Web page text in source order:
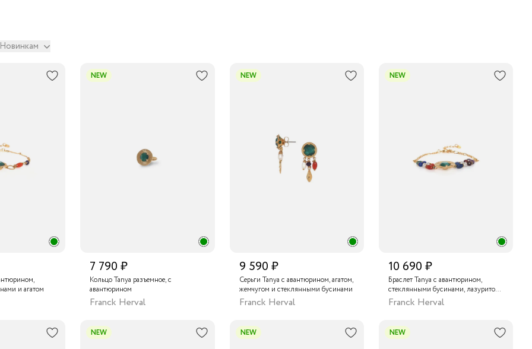
Новинкам
и агатом
NEW
7 790 ₽
Кольцо Tanya разъемное, с
авантюрином
Franck Herval
NEW
9 590 ₽
Серьги Tanya с авантюрином, агатом,
жемчугом и стеклянными бусинами
Franck Herval
NEW
10 690 ₽
Браслет Tanya с авантюрином,
стеклянными бусинами, лазуритом,
жемчугом, агатом и бычьим глазом
Franck Herval
NEW NEW NEW